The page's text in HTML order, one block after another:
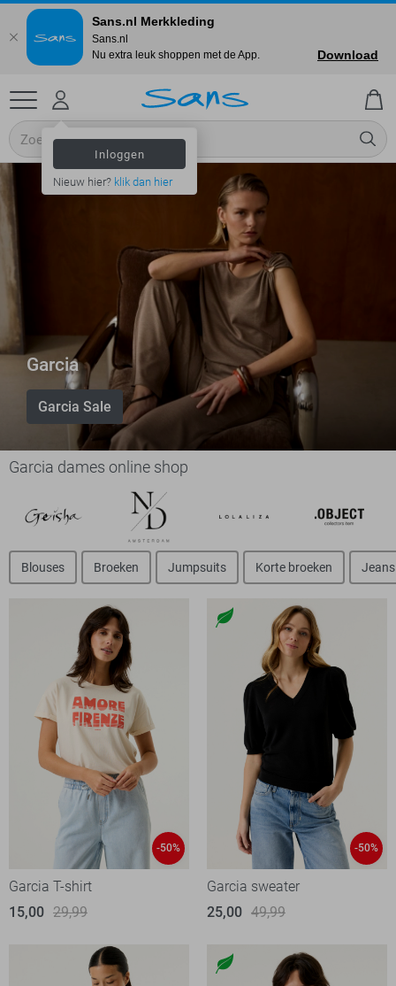
Inloggen
Nieuw hier? klik dan hier
Garcia
Garcia Sale
Garcia dames online shop
Blouses Broeken Jumpsuits Korte broeken Jeans
-50%
Garcia T-shirt
15,00 29,99
-50%
Garcia sweater
25,00 49,99
Sans.nl Merkkleding
Sans.nl
Nu extra leuk shoppen met de App.
Download